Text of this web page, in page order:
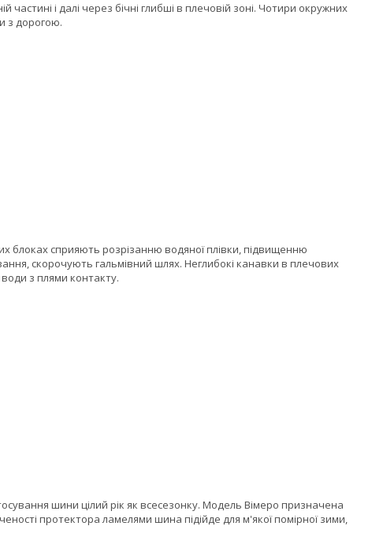
і далі через бічні глибші в плечовій зоні. Чотири окружних
з дорогою.
блоках сприяють розрізанню водяної плівки, підвищенню
скорочують гальмівний шлях. Неглибокі канавки в плечових
з плями контакту.
шини цілий рік як всесезонку. Модель Вімеро призначена
протектора ламелями шина підійде для м'якої помірної зими,